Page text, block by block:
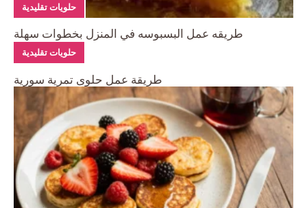
حلويات تقليدية
طريقه عمل البسبوسه في المنزل بخطوات سهلة
حلويات تقليدية
طريقة عمل حلوى تمرية سورية